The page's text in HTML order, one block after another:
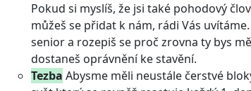
Pokud si myslíš, že jsi také pohodový
můžeš se přidat k nám, rádi Vás
senior a rozepiš se proč zrovna ty bys
dostaneš oprávnění ke stavění.
Tezba Abysme měli neustále čerstvé